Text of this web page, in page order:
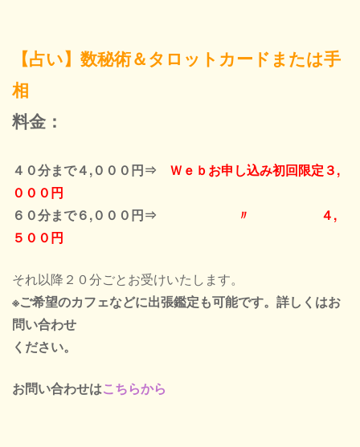
【占い】数秘術＆タロットカードまたは手
相
料金：
４０分まで４,０００円⇒
Ｗｅｂお申し込み初回限定３,
０００円
６０分まで６,０００円⇒
〃 ４,
５００円
それ以降２０分ごとお受けいたします。
※ご希望のカフェなどに出張鑑定も可能です。詳しくはお
問い合わせ
ください。
お問い合わせはこちらから